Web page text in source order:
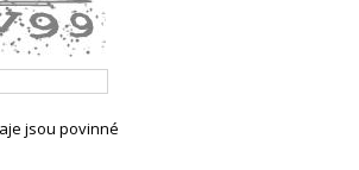
jsou povinné